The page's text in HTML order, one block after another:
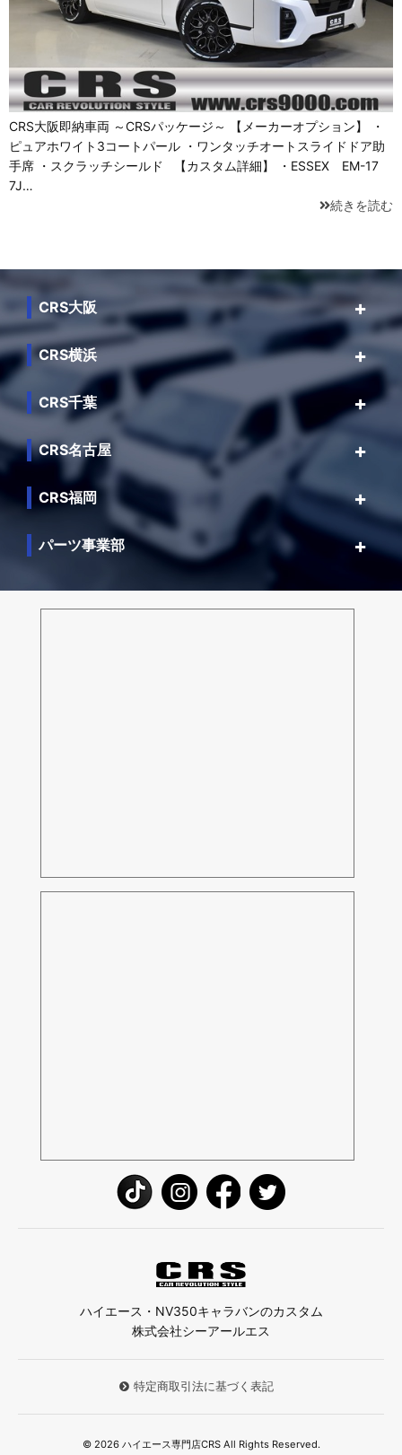
CRS大阪即納車両 ～CRSパッケージ～ 【メーカーオプション】 ・
ピュアホワイト3コートパール ・ワンタッチオートスライドドア助
手席 ・スクラッチシールド 【カスタム詳細】 ・ESSEX EM-17
7J…
続きを読む
CRS大阪
CRS横浜
CRS千葉
CRS名古屋
CRS福岡
パーツ事業部
ハイエース・NV350キャラバンのカスタム
株式会社シーアールエス
特定商取引法に基づく表記
© 2026 ハイエース専門店CRS All Rights Reserved.